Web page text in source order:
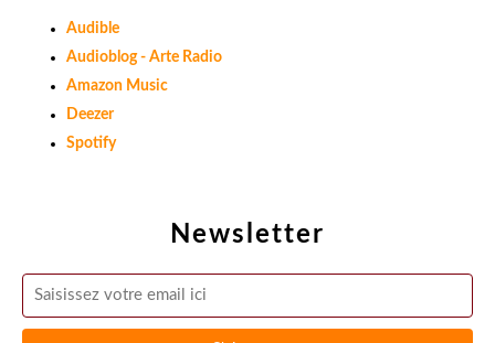
Newsletter
Audible
Audioblog - Arte Radio
Amazon Music
Deezer
Spotify